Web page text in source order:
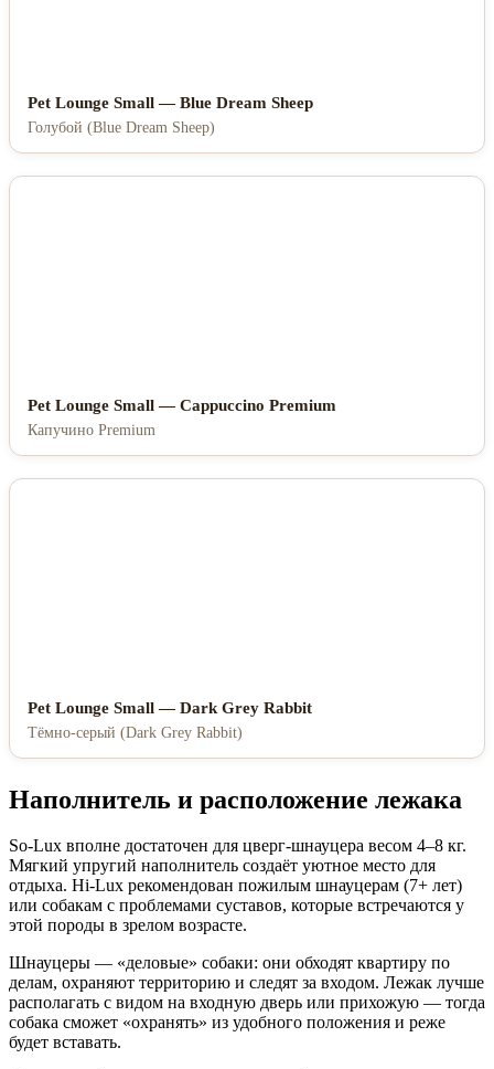
Pet Lounge Small — Blue Dream Sheep
Голубой (Blue Dream Sheep)
Pet Lounge Small — Cappuccino Premium
Капучино Premium
Pet Lounge Small — Dark Grey Rabbit
Тёмно-серый (Dark Grey Rabbit)
Наполнитель и расположение лежака
So-Lux вполне достаточен для цверг-шнауцера весом 4–8 кг.
Мягкий упругий наполнитель создаёт уютное место для
отдыха. Hi-Lux рекомендован пожилым шнауцерам (7+ лет)
или собакам с проблемами суставов, которые встречаются у
этой породы в зрелом возрасте.
Шнауцеры — «деловые» собаки: они обходят квартиру по
делам, охраняют территорию и следят за входом. Лежак лучше
располагать с видом на входную дверь или прихожую — тогда
собака сможет «охранять» из удобного положения и реже
будет вставать.